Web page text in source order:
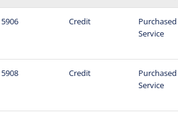
5906 Credit
Purchased
Service
5908 Credit
Purchased
Service